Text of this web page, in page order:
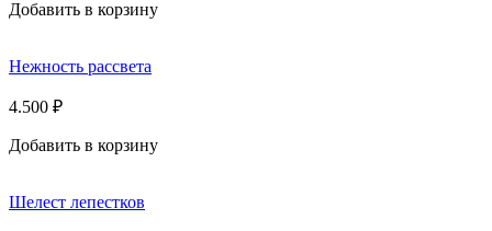
Добавить в корзину
Нежность рассвета
4.500 ₽
Добавить в корзину
Шелест лепестков